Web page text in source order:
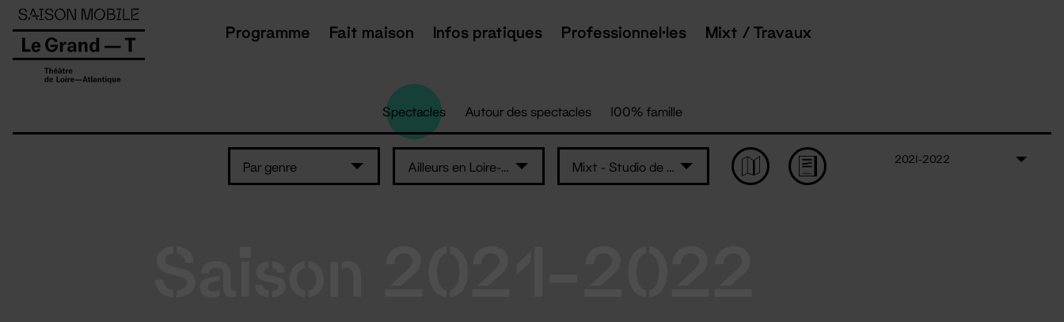
Programme Fait maison Infos pratiques Professionnel·les Mixt / Travaux
Spectacles Autour des spectacles 100% famille
Par genre Ailleurs en Loire-Atlantique Mixt - Studio de danse
2021-2022
Panneau de gestion des cookies